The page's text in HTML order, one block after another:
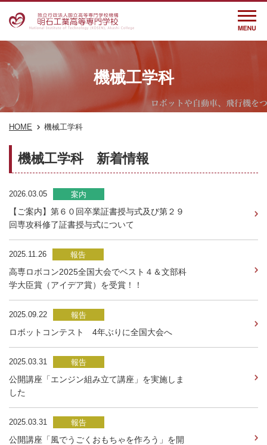
機械工学科
HOME 機械工学科
機械工学科 新着情報
2026.03.05 案内
【ご案内】第６０回卒業証書授与式及び第２９
回専攻科修了証書授与式について
2025.11.26 報告
高専ロボコン2025全国大会でベスト４＆文部科
学大臣賞（アイデア賞）を受賞！！
2025.09.22 報告
ロボットコンテスト 4年ぶりに全国大会へ
2025.03.31 報告
公開講座「エンジン組み立て講座」を実施しま
した
2025.03.31 報告
公開講座「風でうごくおもちゃを作ろう」を開